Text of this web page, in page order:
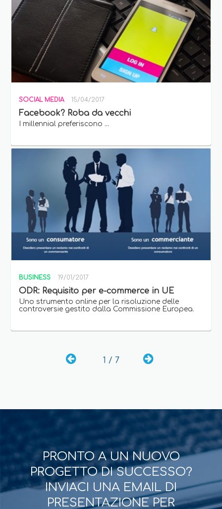
SOCIAL MEDIA 15/04/2017
Facebook? Roba da vecchi
I millennial preferiscono ...
BUSINESS 19/01/2017
ODR: Requisito per e-commerce in UE
Uno strumento online per la risoluzione delle
controversie gestito dalla Commissione Europea.
1 / 7
PRONTO A UN NUOVO
PROGETTO DI SUCCESSO?
INVIACI UNA EMAIL DI
PRESENTAZIONE PER